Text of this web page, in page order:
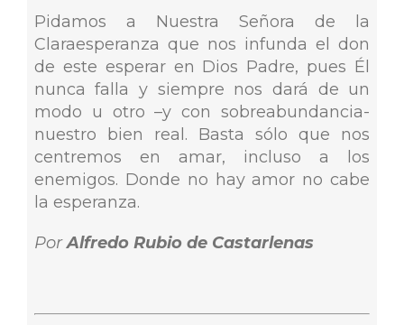
Pidamos a Nuestra Señora de la
Claraesperanza que nos infunda el don
de este esperar en Dios Padre, pues Él
nunca falla y siempre nos dará de un
modo u otro –y con sobreabundancia-
nuestro bien real. Basta sólo que nos
centremos en amar, incluso a los
enemigos. Donde no hay amor no cabe
la esperanza.
PorAlfredo Rubio de Castarlenas